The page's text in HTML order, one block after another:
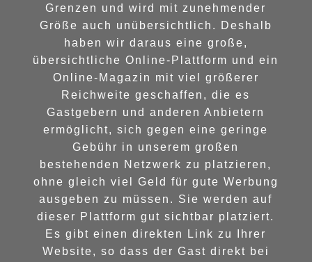
Grenzen und wird mit zunehmender
Größe auch unübersichtlich. Deshalb
haben wir daraus eine große,
übersichtliche Online-Plattform und ein
Online-Magazin mit viel größerer
Reichweite geschaffen, die es
Gastgebern und anderen Anbietern
ermöglicht, sich gegen eine geringe
Gebühr in unserem großen
bestehenden Netzwerk zu platzieren,
ohne gleich viel Geld für gute Werbung
ausgeben zu müssen. Sie werden auf
dieser Plattform gut sichtbar platziert.
Es gibt einen direkten Link zu Ihrer
Website, so dass der Gast direkt bei